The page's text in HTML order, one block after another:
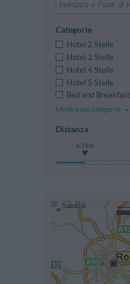
Categorie
Hotel 2 Stelle
Hotel 3 Stelle
Hotel 4 Stelle
Hotel 5 Stelle
Bed and Breakfast
Mostra più categorie
Distanza
4.3 km